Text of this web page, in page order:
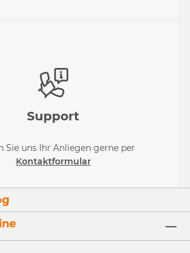
Support
Sie uns Ihr Anliegen gerne per
Kontaktformular